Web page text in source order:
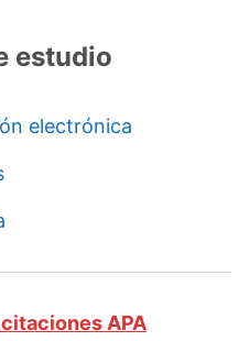
estudio
electrónica
APA